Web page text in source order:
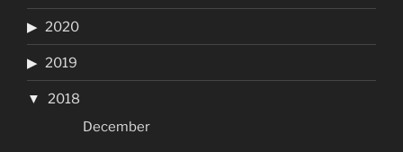
2020
2019
2018
December